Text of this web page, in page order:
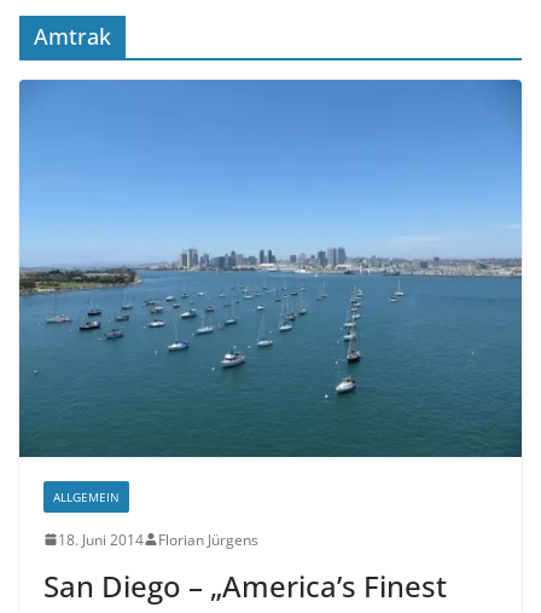
Amtrak
ALLGEMEIN
18. Juni 2014 Florian Jürgens
San Diego – „America’s Finest